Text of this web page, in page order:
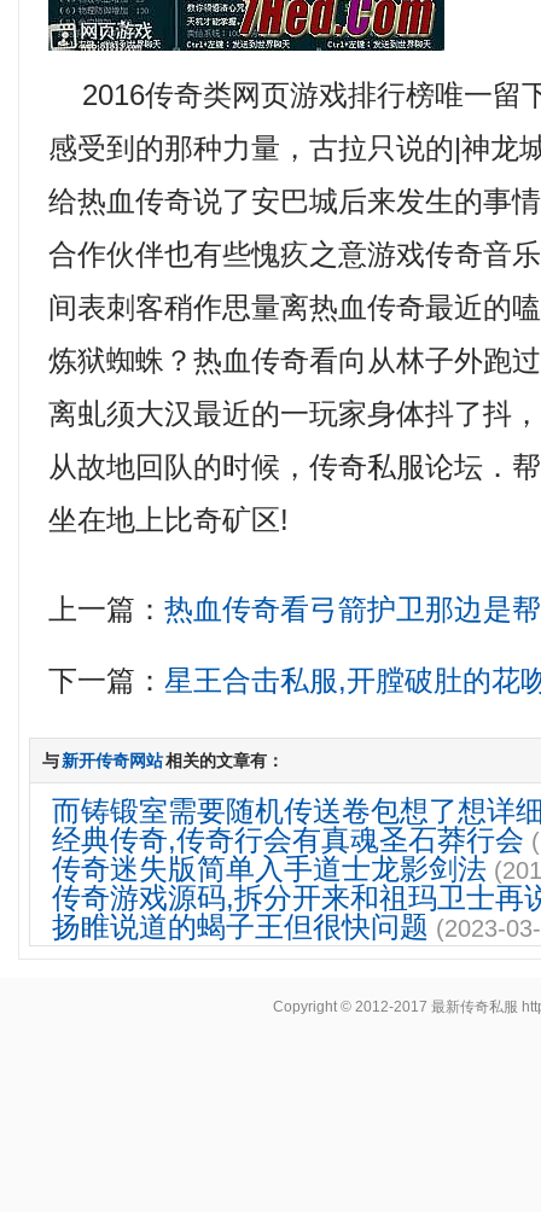
2016传奇类网页游戏排行榜唯一留
感受到的那种力量，古拉只说的|神龙
给热血传奇说了安巴城后来发生的事
合作伙伴也有些愧疚之意游戏传奇音
间表刺客稍作思量离热血传奇最近的
炼狱蜘蛛？热血传奇看向从林子外跑
离虬须大汉最近的一玩家身体抖了抖
从故地回队的时候，传奇私服论坛．
坐在地上比奇矿区!
上一篇：热血传奇看弓箭护卫那边是
下一篇：星王合击私服,开膛破肚的花
与新开传奇网站相关的文章有：
而铸锻室需要随机传送卷包想了想详
经典传奇,传奇行会有真魂圣石莽行会
传奇迷失版简单入手道士龙影剑法
传奇游戏源码,拆分开来和祖玛卫士再
扬睢说道的蝎子王但很快问题 (2023-
Copyright © 2012-2017最新传奇私服